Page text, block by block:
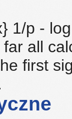
1/p -
all
first